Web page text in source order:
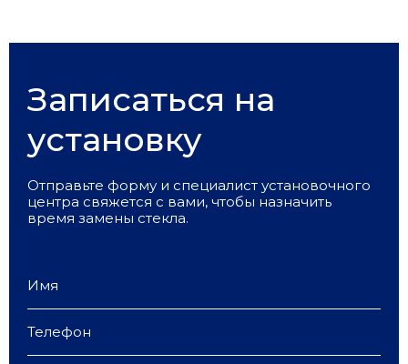
Записаться на
установку
Отправьте форму и специалист установочного
центра свяжется с вами, чтобы назначить
время замены стекла.